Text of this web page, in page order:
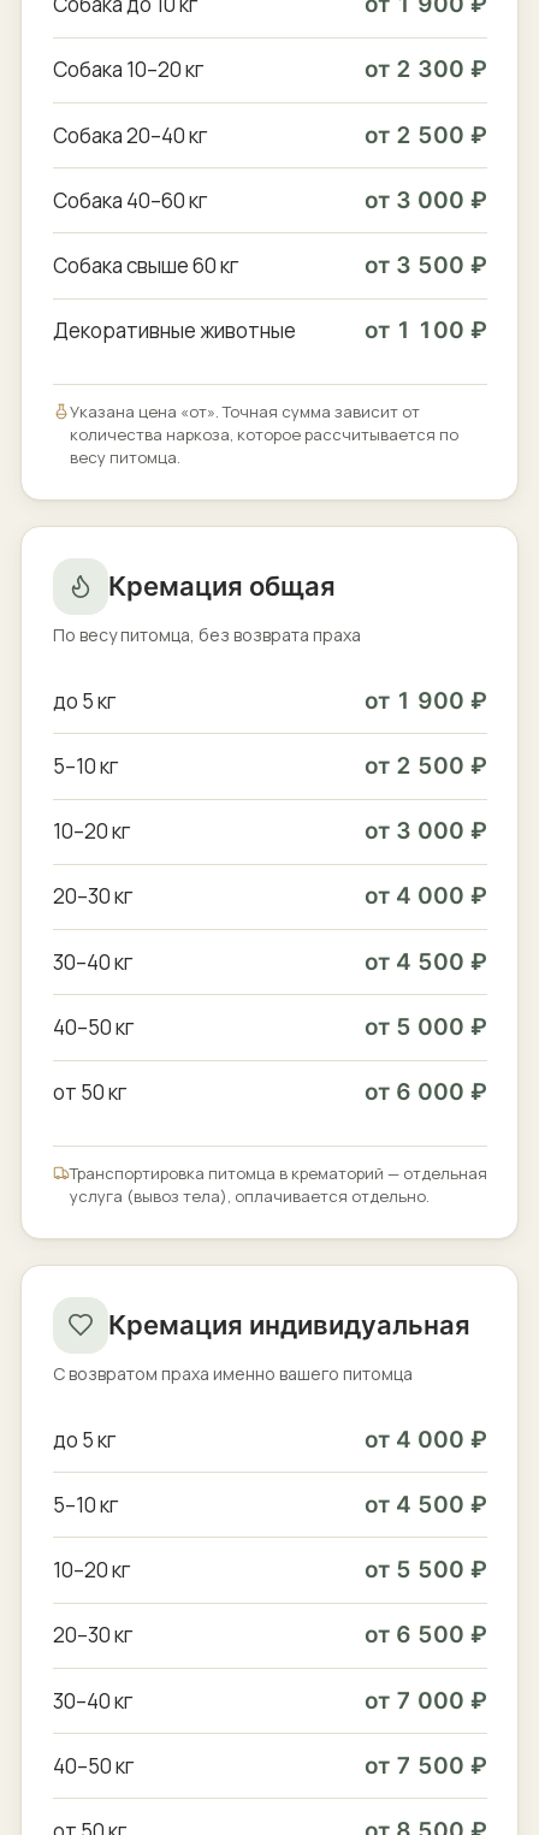
Собака 10–20 кг от 2 300 ₽
Собака 20–40 кг от 2 500 ₽
Собака 40–60 кг от 3 000 ₽
Собака свыше 60 кг от 3 500 ₽
Декоративные животные от 1 100 ₽
Указана цена «от». Точная сумма зависит от
количества наркоза, которое рассчитывается по
весу питомца.
Кремация общая
По весу питомца, без возврата праха
до 5 кг от 1 900 ₽
5–10 кг от 2 500 ₽
10–20 кг от 3 000 ₽
20–30 кг от 4 000 ₽
30–40 кг от 4 500 ₽
40–50 кг от 5 000 ₽
от 50 кг от 6 000 ₽
Транспортировка питомца в крематорий — отдельная
услуга (вывоз тела), оплачивается отдельно.
Кремация индивидуальная
С возвратом праха именно вашего питомца
до 5 кг от 4 000 ₽
5–10 кг от 4 500 ₽
10–20 кг от 5 500 ₽
20–30 кг от 6 500 ₽
30–40 кг от 7 000 ₽
40–50 кг от 7 500 ₽